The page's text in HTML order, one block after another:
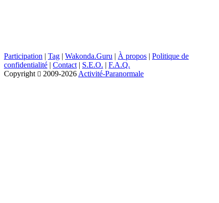
Participation | Tag | Wakonda.Guru | À propos | Politique de
confidentialité | Contact | S.E.O. | F.A.Q.
Copyright
2009-2026 Activité-Paranormale